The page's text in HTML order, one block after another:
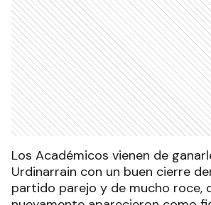
Los Académicos vienen de
Urdinarrain con un buen cierre
partido parejo y de mucho roce,